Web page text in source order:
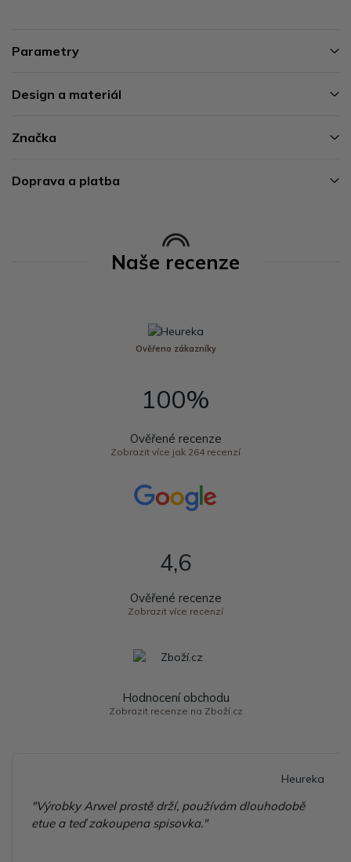
Parametry
Design a materiál
Značka
Doprava a platba
Naše recenze
Ověřeno zákazníky
100%
Ověřené recenze
Zobrazit více jak 264 recenzí
4,6
Ověřené recenze
Zobrazit více recenzí
Hodnocení obchodu
Zobrazit recenze na Zboží.cz
Heureka
"Výrobky Arwel prostě drží, používám dlouhodobě
etue a teď zakoupena spisovka."